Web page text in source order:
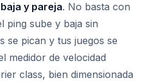
y pareja. No basta con
ping sube y baja sin
se pican y tus juegos se
medidor de velocidad
class, bien dimensionada